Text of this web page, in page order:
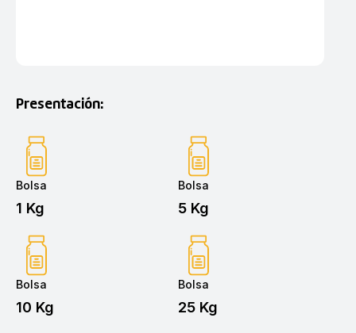
Presentación:
Bolsa
1 Kg
Bolsa
5 Kg
Bolsa
10 Kg
Bolsa
25 Kg